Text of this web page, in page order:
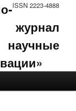
ISSN 2223-4888